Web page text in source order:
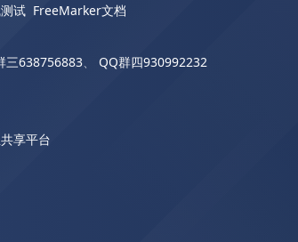
试 FreeMarker文档
三638756883
QQ群四930992232
享平台